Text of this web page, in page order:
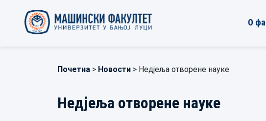
О
Почетна > Новости > Недјеља отворене науке
Недјеља отворене науке